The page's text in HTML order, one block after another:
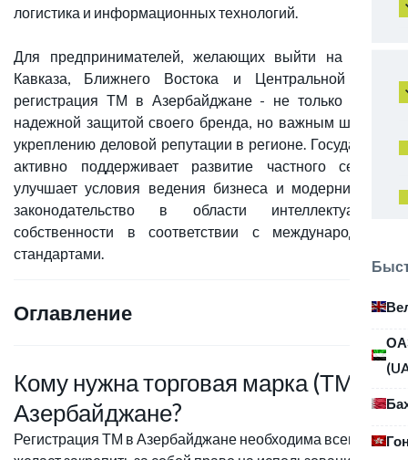
логистика и информационных технологий.
Для предпринимателей, желающих выйти на рынки
Кавказа, Ближнего Востока и Центральной Азии,
регистрация ТМ в Азербайджане - не только станет
надежной защитой своего бренда, но важным шагом к
укреплению деловой репутации в регионе. Государство
активно поддерживает развитие частного сектора,
улучшает условия ведения бизнеса и модернизирует
законодательство в области интеллектуальной
собственности в соответствии с международными
стандартами.
Оглавление
Кому нужна торговая марка (ТМ) в
Азербайджане?
Регистрация ТМ в Азербайджане необходима всем, кто